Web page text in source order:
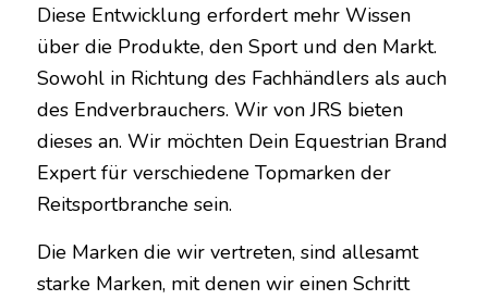
Diese Entwicklung erfordert mehr Wissen
über die Produkte, den Sport und den Markt.
Sowohl in Richtung des Fachhändlers als auch
des Endverbrauchers. Wir von JRS bieten
dieses an. Wir möchten Dein Equestrian Brand
Expert für verschiedene Topmarken der
Reitsportbranche sein.
Die Marken die wir vertreten, sind allesamt
starke Marken, mit denen wir einen Schritt